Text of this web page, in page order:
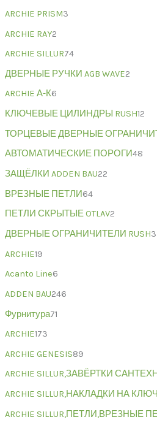
ARCHIE PRISM3
ARCHIE RAY2
ARCHIE SILLUR74
ДВЕРНЫЕ РУЧКИ AGB WAVE2
ARCHIE А-К6
КЛЮЧЕВЫЕ ЦИЛИНДРЫ RUSH12
ТОРЦЕВЫЕ ДВЕРНЫЕ
АВТОМАТИЧЕСКИЕ ПОРОГИ48
ЗАЩЁЛКИ ADDEN BAU22
ВРЕЗНЫЕ ПЕТЛИ64
ПЕТЛИ СКРЫТЫЕ OTLAV2
ДВЕРНЫЕ ОГРАНИЧИТЕЛИ RUSH3
ARCHIE19
Acanto Line6
ADDEN BAU246
Фурнитура71
ARCHIE173
ARCHIE GENESIS89
ARCHIE SILLUR,ЗАВЁРТКИ
ARCHIE SILLUR,НАКЛАДКИ НА
ARCHIE